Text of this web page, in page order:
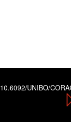
10.6092/UNIBO/